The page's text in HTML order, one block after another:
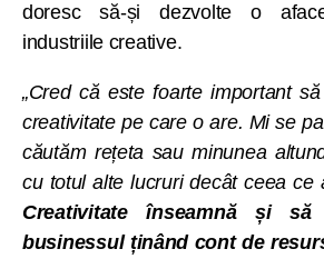
doresc să-și dezvolte o
industriile creative.
„Cred că este foarte important
creativitate pe care o are. Mi se
căutăm rețeta sau minunea
cu totul alte lucruri decât ceea ce
Creativitate înseamnă și
businessul ținând cont de